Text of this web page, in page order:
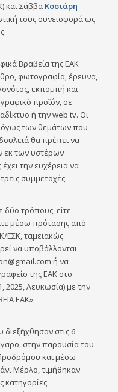
και Σάββα Κοσιάρη
τους συνεισφορά ως
Βραβεία της ΕΑΚ
φωτογραφία, έρευνα,
εκπομπή και
προϊόν, σε
ή την web tv. Οι
των θεμάτων που
θα πρέπει να
εκ των υστέρων
την ευχέρεια να
συμμετοχές.
δύο τρόπους, είτε
μέσω πρότασης από
ΕΣΚ, ταμειακώς
να υποβάλλονται
ή να
της ΕΑΚ στο
Λευκωσία) με την
ΕΑΚ».
διεξήχθησαν στις 6
στην παρουσία του
και μέσω
Μέρλο, τιμήθηκαν
κατηγορίες